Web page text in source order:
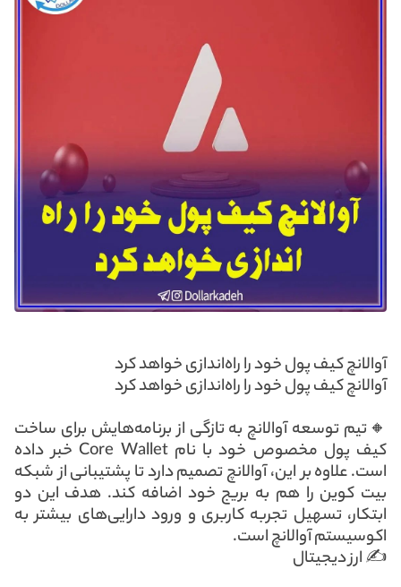
آوالانچ کیف پول خود را راه‌اندازی خواهد کرد
آوالانچ کیف پول خود را راه‌اندازی خواهد کرد
🔸تیم توسعه آوالانچ به تازگی از برنامه‌هایش برای ساخت
کیف پول مخصوص خود با نام Core Wallet خبر داده
است. علاوه بر این، آوالانچ تصمیم دارد تا پشتیبانی از شبکه
بیت کوین را هم به بریج خود اضافه کند. هدف این دو
ابتکار، تسهیل تجربه کاربری و ورود دارایی‌های بیشتر به
اکوسیستم آوالانچ است.
✍️ ارز دیجیتال